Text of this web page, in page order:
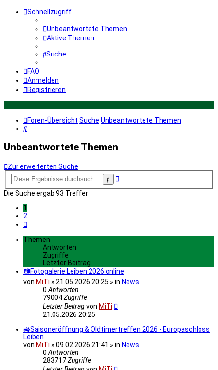
Schnellzugriff
Unbeantwortete Themen
Aktive Themen
Suche
FAQ
Anmelden
Registrieren
Foren-Übersicht Suche Unbeantwortete Themen
Suche
Unbeantwortete Themen
Zur erweiterten Suche
SucheErweiterte
Die Suche ergab 93 Treffer
1
2
Themen
Antworten
Zugriffe
Letzter Beitrag
📷Fotogalerie Leiben 2026 online
von MiTi » 21.05.2026 20:25 » in News
0Antworten
79004Zugriffe
Letzter Beitragvon MiTi
21.05.2026 20:25
🚜Saisoneröffnung & Oldtimertreffen 2026 - Europaschloss
Leiben
von MiTi » 09.02.2026 21:41 » in News
0Antworten
283717Zugriffe